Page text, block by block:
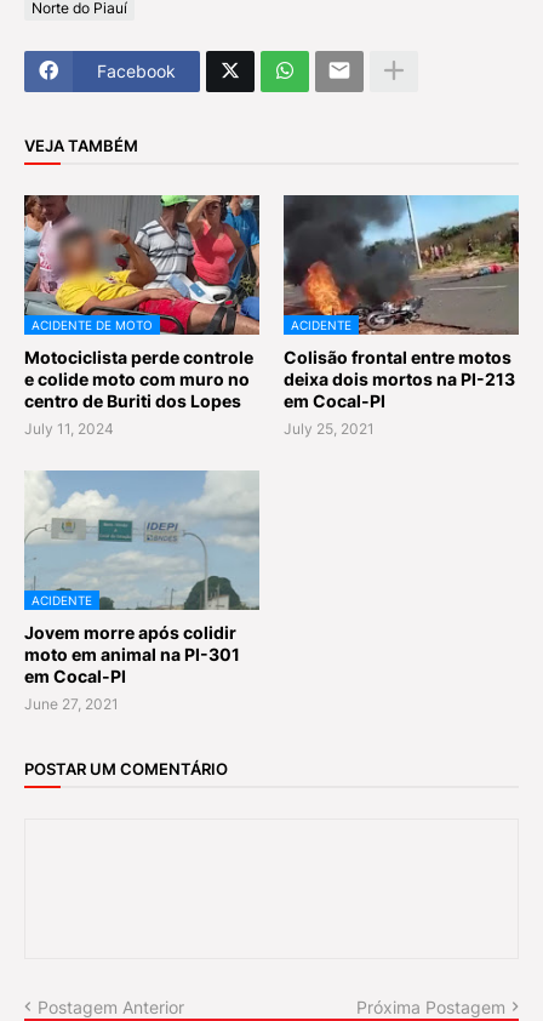
Norte do Piauí
Facebook
VEJA TAMBÉM
ACIDENTE DE MOTO
Motociclista perde controle
e colide moto com muro no
centro de Buriti dos Lopes
July 11, 2024
ACIDENTE
Colisão frontal entre motos
deixa dois mortos na PI-213
em Cocal-PI
July 25, 2021
ACIDENTE
Jovem morre após colidir
moto em animal na PI-301
em Cocal-PI
June 27, 2021
POSTAR UM COMENTÁRIO
Postagem Anterior Próxima Postagem